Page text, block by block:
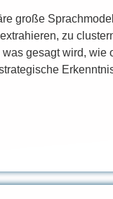
große
zu
gesagt wird, wie